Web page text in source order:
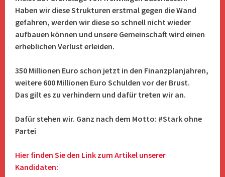
Haben wir diese Strukturen erstmal gegen die Wand
gefahren, werden wir diese so schnell nicht wieder
aufbauen können und unsere Gemeinschaft wird einen
erheblichen Verlust erleiden.
350 Millionen Euro schon jetzt in den Finanzplanjahren,
weitere 600 Millionen Euro Schulden vor der Brust.
Das gilt es zu verhindern und dafür treten wir an.
Dafür stehen wir. Ganz nach dem Motto: #Stark ohne
Partei
Hier finden Sie den Link zum Artikel unserer
Kandidaten: